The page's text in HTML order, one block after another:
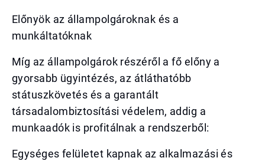
Előnyök az állampolgároknak és a
munkáltatóknak
Míg az állampolgárok részéről a fő előny a
gyorsabb ügyintézés, az átláthatóbb
státuszkövetés és a garantált
társadalombiztosítási védelem, addig a
munkaadók is profitálnak a rendszerből:
Egységes felületet kapnak az alkalmazási és